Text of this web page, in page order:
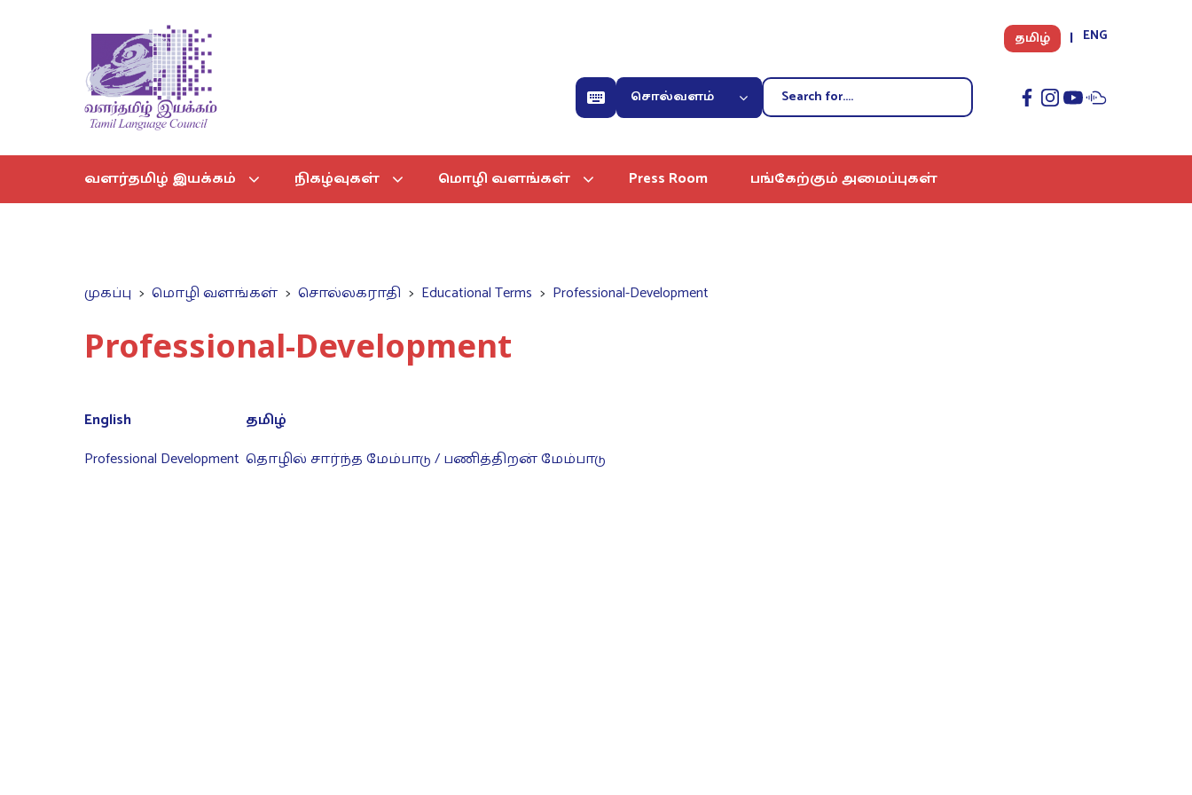
தமிழ் ENG
சொல்வளம்
வளர்தமிழ் இயக்கம் நிகழ்வுகள் மொழி வளங்கள் Press Room பங்கேற்கும் அமைப்புகள்
முகப்பு மொழி வளங்கள் சொல்லகராதி Educational Terms Professional-Development
Professional-Development
English
தமிழ்
Professional Development தொழில் சார்ந்த மேம்பாடு / பணித்திறன் மேம்பாடு